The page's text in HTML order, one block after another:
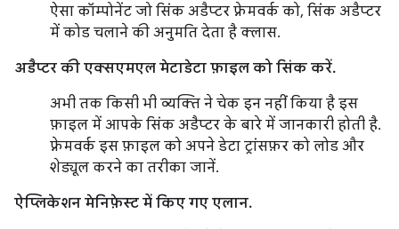
ऐसा कॉम्पोनेंट जो सिंक अडैप्टर फ़्रेमवर्क को, सिंक अडैप्टर
में कोड चलाने की अनुमति देता है क्लास.
अडैप्टर की एक्सएमएल मेटाडेटा फ़ाइल को सिंक करें.
अभी तक किसी भी व्यक्ति ने चेक इन नहीं किया है इस
फ़ाइल में आपके सिंक अडैप्टर के बारे में जानकारी होती है.
फ़्रेमवर्क इस फ़ाइल को अपने डेटा ट्रांसफ़र को लोड और
शेड्यूल करने का तरीका जानें.
ऐप्लिकेशन मेनिफ़ेस्ट में किए गए एलान.